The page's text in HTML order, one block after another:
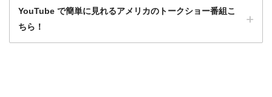
YouTube で簡単に見れるアメリカのトークショー番組こ
ちら！